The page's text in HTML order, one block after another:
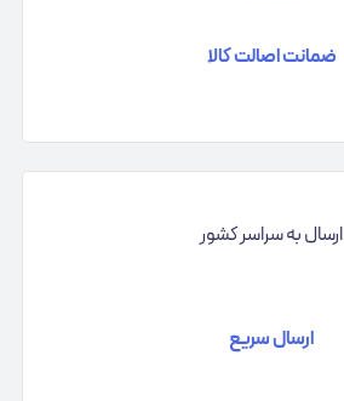
ضمانت اصالت کالا
ارسال به سراسر کشور
ارسال سریع